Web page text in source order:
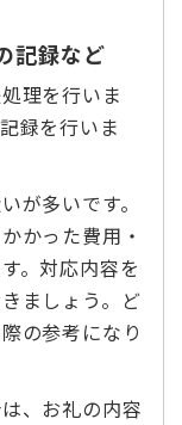
記録など
理を行いま
録を行いま
が多いです。
かった費用・
。対応内容を
ましょう。ど
の参考になり
、お礼の内容